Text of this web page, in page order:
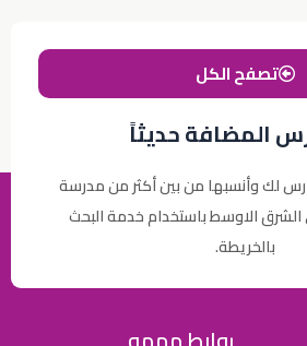
المضافة حديثاً
لك وأنسبها من بين أكثر من مدرسة
الاوسط باستخدام خدمة البحث
بالخريطة.
تصفح الكل